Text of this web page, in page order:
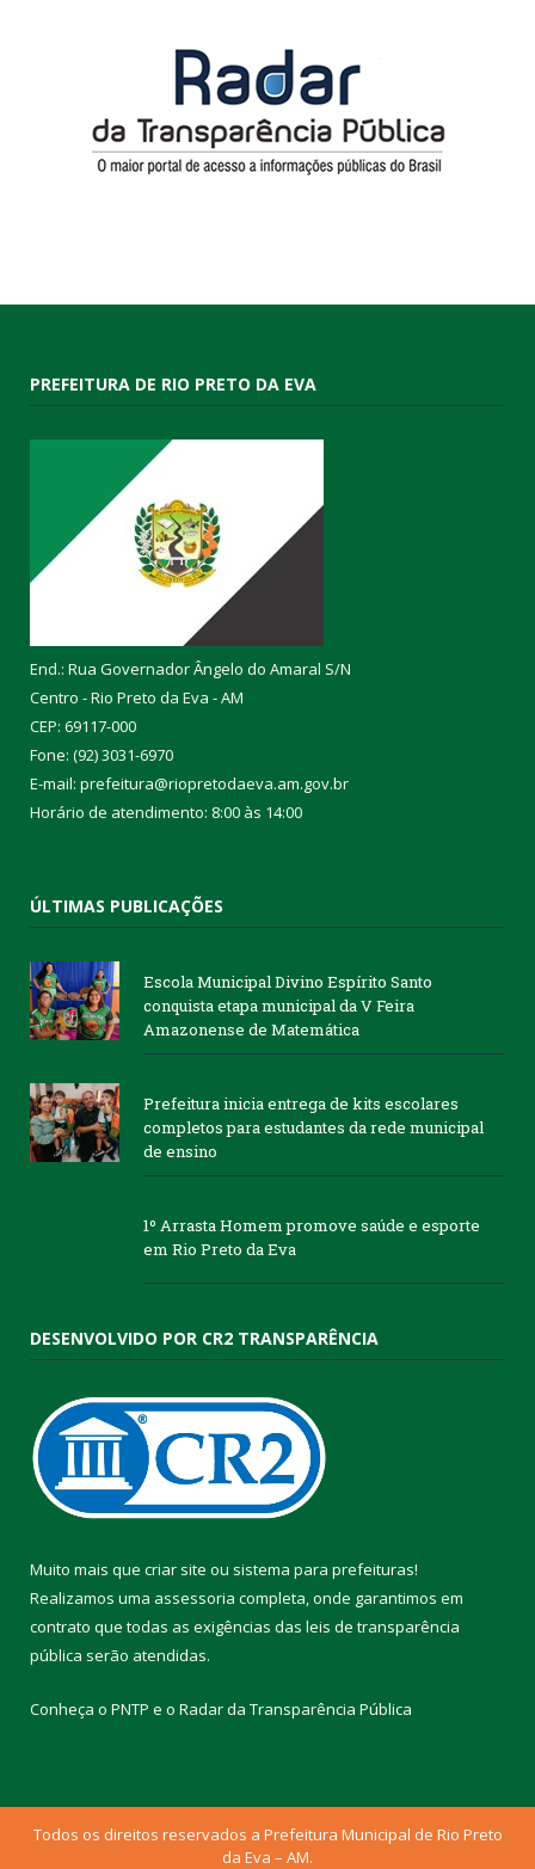
PREFEITURA DE RIO PRETO DA EVA
End.: Rua Governador Ângelo do Amaral S/N
Centro - Rio Preto da Eva - AM
CEP: 69117-000
Fone: (92) 3031-6970
E-mail: prefeitura@riopretodaeva.am.gov.br
Horário de atendimento: 8:00 às 14:00
ÚLTIMAS PUBLICAÇÕES
Escola Municipal Divino Espírito Santo
conquista etapa municipal da V Feira
Amazonense de Matemática
Prefeitura inicia entrega de kits escolares
completos para estudantes da rede municipal
de ensino
1º Arrasta Homem promove saúde e esporte
em Rio Preto da Eva
DESENVOLVIDO POR CR2 TRANSPARÊNCIA
Muito mais que criar site ou sistema para prefeituras!
Realizamos uma assessoria completa, onde garantimos em
contrato que todas as exigências das leis de transparência
pública serão atendidas.
Conheça o PNTP e o Radar da Transparência Pública
Todos os direitos reservados a Prefeitura Municipal de Rio Preto
da Eva – AM.